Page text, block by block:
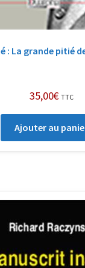
: La grande pitié
35,00€ TTC
Ajouter au